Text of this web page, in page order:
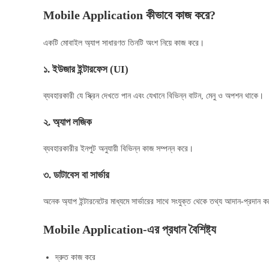
Mobile Application কীভাবে কাজ করে?
একটি মোবাইল অ্যাপ সাধারণত তিনটি অংশ নিয়ে কাজ করে।
১. ইউজার ইন্টারফেস (UI)
ব্যবহারকারী যে স্ক্রিন দেখতে পান এবং যেখানে বিভিন্ন বাটন, মেনু ও অপশন থাকে।
২. অ্যাপ লজিক
ব্যবহারকারীর ইনপুট অনুযায়ী বিভিন্ন কাজ সম্পন্ন করে।
৩. ডাটাবেস বা সার্ভার
অনেক অ্যাপ ইন্টারনেটের মাধ্যমে সার্ভারের সাথে সংযুক্ত থেকে তথ্য আদান-প্রদান
Mobile Application-এর প্রধান বৈশিষ্ট্য
দ্রুত কাজ করে